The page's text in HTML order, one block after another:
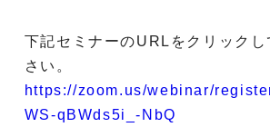
下記セミナーのURLをクリック
さい。
https://zoom.us/webinar/
WS-qBWds5i_-NbQ